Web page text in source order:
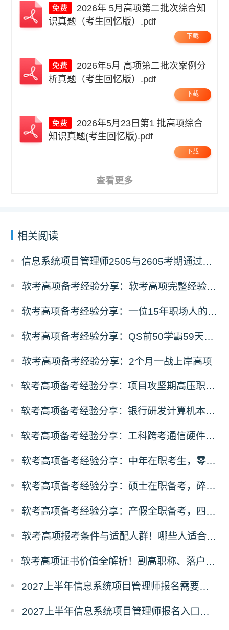
识真题（考生回忆版）.pdf
下载
析真题（考生回忆版）.pdf
下载
知识真题(考生回忆版).pdf
下载
查看更多
相关阅读
信息系统项目管理师2505与2605考期通过人数深度对比分析
软考高项备考经验分享：软考高项完整经验教训复盘
软考高项备考经验分享：一位15年职场人的68天高项备考经验
软考高项备考经验分享：QS前50学霸59天零基础高项冲刺之路
软考高项备考经验分享：2个月一战上岸高项
软考高项备考经验分享：项目攻坚期高压职场人，碎片时间突围备考
软考高项备考经验分享：银行研发计算机本硕，3个月100小时极速通关
软考高项备考经验分享：工科跨考通信硬件从业者，规划先行稳扎稳打通关
软考高项备考经验分享：中年在职考生，零基础突围备考经验
软考高项备考经验分享：硕士在职备考，碎片化时间高效通关方案
软考高项备考经验分享：产假全职备考，四轮递进式复习落地法
软考高项报考条件与适配人群！哪些人适合考高项
软考高项证书价值全解析！副高职称、落户补贴、职场晋升专属红利
2027上半年信息系统项目管理师报名需要准备哪些材料？
2027上半年信息系统项目管理师报名入口及流程